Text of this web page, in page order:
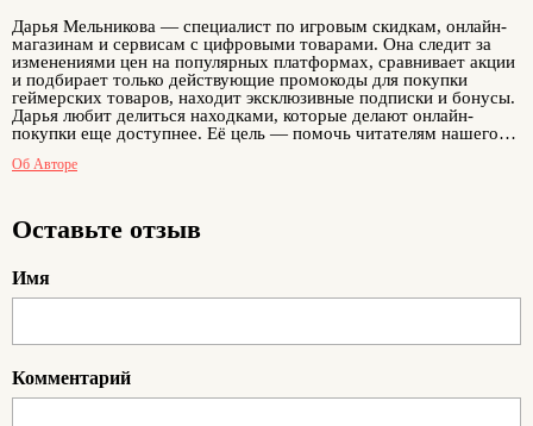
Дарья Мельникова — специалист по игровым скидкам, онлайн-
магазинам и сервисам с цифровыми товарами. Она следит за
изменениями цен на популярных платформах, сравнивает акции
и подбирает только действующие промокоды для покупки
геймерских товаров, находит эксклюзивные подписки и бонусы.
Дарья любит делиться находками, которые делают онлайн-
покупки еще доступнее. Её цель — помочь читателям нашего
переплаты. Благодаря Дарье можно открывать новые миры в
Об Авторе
Оставьте отзыв
Имя
Комментарий